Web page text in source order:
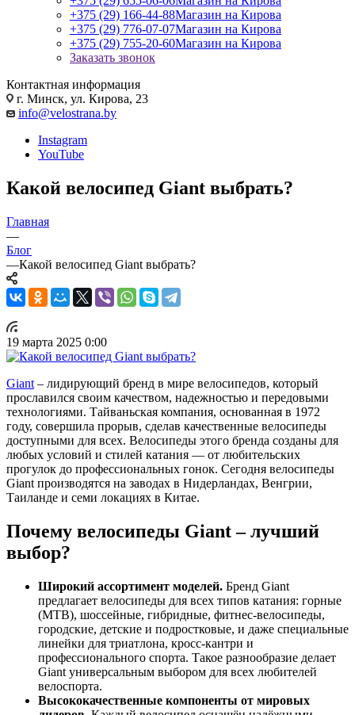
+375 (29) 166-44-88Магазин на Кирова
+375 (29) 776-07-07Магазин на Кирова
+375 (29) 755-20-60Магазин на Кирова
Заказать звонок
Контактная информация
г. Минск, ул. Кирова, 23
info@velostrana.by
Instagram
YouTube
Какой велосипед Giant выбрать?
Главная
—
Блог
—Какой велосипед Giant выбрать?
19 марта 2025 0:00
Giant – лидирующий бренд в мире велосипедов, который
прославился своим качеством, надежностью и передовыми
технологиями. Тайваньская компания, основанная в 1972
году, совершила прорыв, сделав качественные велосипеды
доступными для всех. Велосипеды этого бренда созданы для
любых условий и стилей катания — от любительских
прогулок до профессиональных гонок. Сегодня велосипеды
Giant производятся на заводах в Нидерландах, Венгрии,
Таиланде и семи локациях в Китае.
Почему велосипеды Giant – лучший
выбор?
Широкий ассортимент моделей. Бренд Giant
предлагает велосипеды для всех типов катания: горные
(MTB), шоссейные, гибридные, фитнес-велосипеды,
городские, детские и подростковые, и даже специальные
линейки для триатлона, кросс-кантри и
профессионального спорта. Такое разнообразие делает
Giant универсальным выбором для всех любителей
велоспорта.
Высококачественные компоненты от мировых